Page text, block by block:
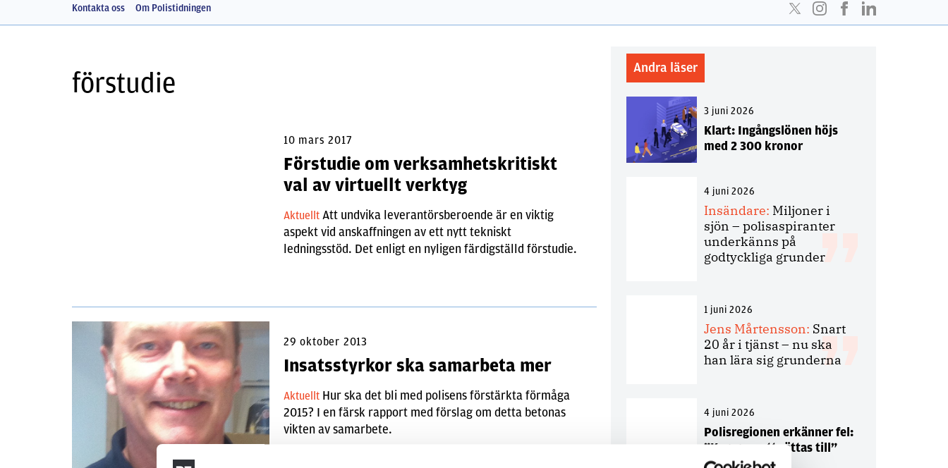
Kontakta oss Om Polistidningen
förstudie
10 mars 2017
Förstudie om verksamhetskritiskt
val av virtuellt verktyg
Aktuellt Att undvika leverantörsberoende är en viktig
aspekt vid anskaffningen av ett nytt tekniskt
ledningsstöd. Det enligt en nyligen färdigställd förstudie.
29 oktober 2013
Insatsstyrkor ska samarbeta mer
Aktuellt Hur ska det bli med polisens förstärkta förmåga
2015? I en färsk rapport med förslag om detta betonas
vikten av samarbete.
Andra läser
3 juni 2026
Klart: Ingångslönen höjs
med 2 300 kronor
4 juni 2026
Insändare: Miljoner i
sjön – polisaspiranter
underkänns på
godtyckliga grunder
1 juni 2026
Jens Mårtensson: Snart
20 år i tjänst – nu ska
han lära sig grunderna
4 juni 2026
Polisregionen erkänner fel:
”Kommer att rättas till”